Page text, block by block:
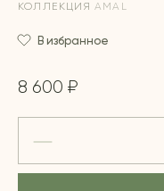
КОЛЛЕКЦИЯ AMAL
В избранное
8 600 ₽